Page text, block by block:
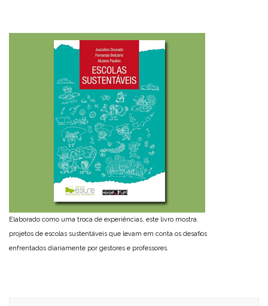
Elaborado como uma troca de experiências, este livro mostra
projetos de escolas sustentáveis que levam em conta os desafios
enfrentados diariamente por gestores e professores.